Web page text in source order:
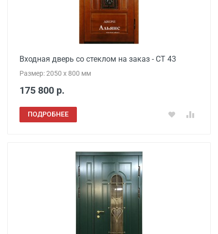
Входная дверь со стеклом на заказ - СТ 43
Размер: 2050 x 800 мм
175 800 р.
ПОДРОБНЕЕ